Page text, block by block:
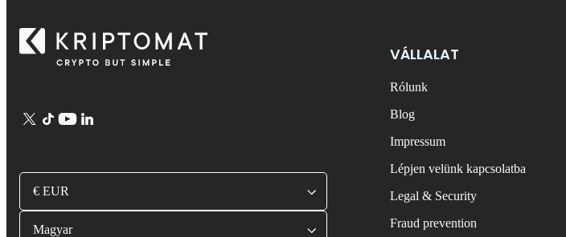
€ EUR
Magyar
VÁLLALAT
Rólunk
Blog
Impressum
Lépjen velünk kapcsolatba
Legal & Security
Fraud prevention